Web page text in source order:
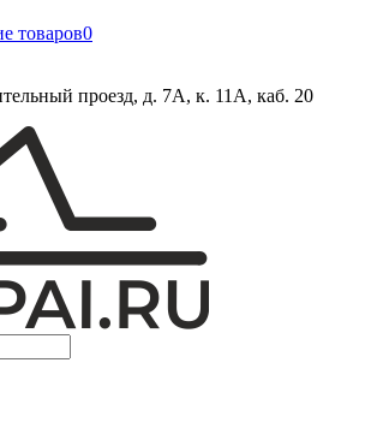
товаров0
проезд, д. 7А, к. 11А, каб. 20